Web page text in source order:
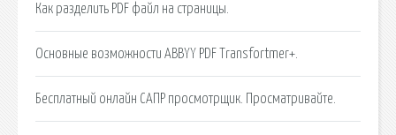
Как разделить PDF файл на страницы.
Основные возможности ABBYY PDF Transfortmer+.
Бесплатный онлайн САПР просмотрщик. Просматривайте.